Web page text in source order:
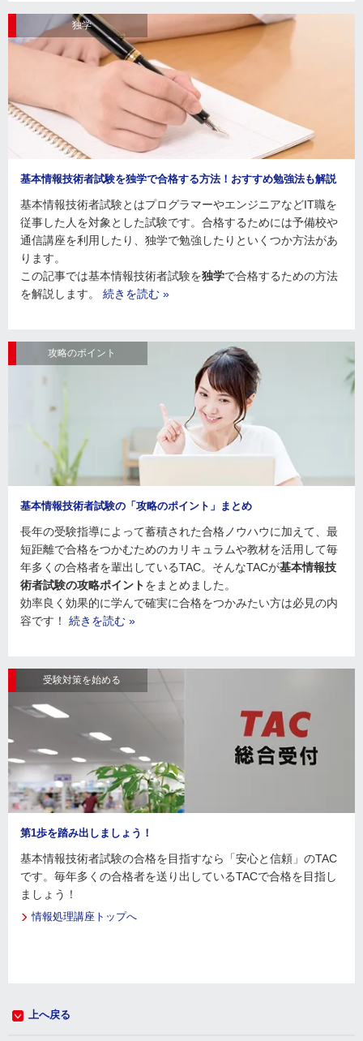
独学
基本情報技術者試験を独学で合格する方法！おすすめ勉強法も解説
基本情報技術者試験とはプログラマーやエンジニアなどIT職を
従事した人を対象とした試験です。合格するためには予備校や
通信講座を利用したり、独学で勉強したりといくつか方法があ
ります。
この記事では基本情報技術者試験を独学で合格するための方法
を解説します。 続きを読む »
攻略のポイント
基本情報技術者試験の「攻略のポイント」まとめ
長年の受験指導によって蓄積された合格ノウハウに加えて、最
短距離で合格をつかむためのカリキュラムや教材を活用して毎
年多くの合格者を輩出しているTAC。そんなTACが基本情報技
術者試験の攻略ポイントをまとめました。
効率良く効果的に学んで確実に合格をつかみたい方は必見の内
容です！ 続きを読む »
受験対策を始める
第1歩を踏み出しましょう！
基本情報技術者試験の合格を目指すなら「安心と信頼」のTAC
です。毎年多くの合格者を送り出しているTACで合格を目指し
ましょう！
情報処理講座トップへ
上へ戻る